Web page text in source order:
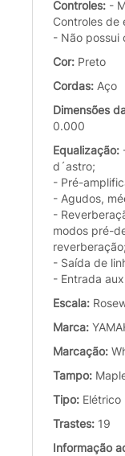
Controles: -
Controles de
- Não possui
Cor: Preto
Cordas: Aço
Dimensões
0.000
Equalização:
d´astro;
- Pré-
- Agudos,
-
modos pré-
reverberação;
- Saída de
- Entrada
Escala:
Marca:
Marcação:
Tampo:
Tipo: Elétrico
Trastes: 19
Informação